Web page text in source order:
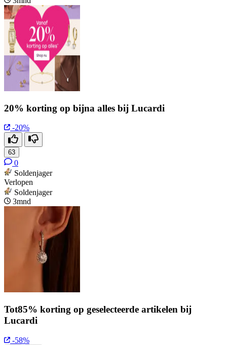
20% korting op bijna alles bij Lucardi
-20%
63
0
Soldenjager
Verlopen
Soldenjager
3mnd
Tot85% korting op geselecteerde artikelen bij
Lucardi
-58%